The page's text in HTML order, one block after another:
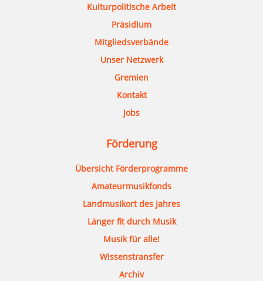
Kulturpolitische Arbeit
Präsidium
Mitgliedsverbände
Unser Netzwerk
Gremien
Kontakt
Jobs
Förderung
Übersicht Förderprogramme
Amateurmusikfonds
Landmusikort des Jahres
Länger fit durch Musik
Musik für alle!
Wissenstransfer
Archiv